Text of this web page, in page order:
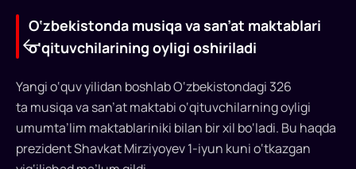
O‘zbekistonda
musiqa
va
O‘zbekistonda musiqa va san’at maktablari
o‘qituvchilarining oyligi oshiriladi
Yangi o‘quv yilidan boshlab O‘zbekistondagi 326
ta musiqa va san’at maktabi o‘qituvchilarning oyligi
umumta’lim maktablariniki bilan bir xil bo‘ladi. Bu haqda
prezident Shavkat Mirziyoyev 1-iyun kuni o‘tkazgan